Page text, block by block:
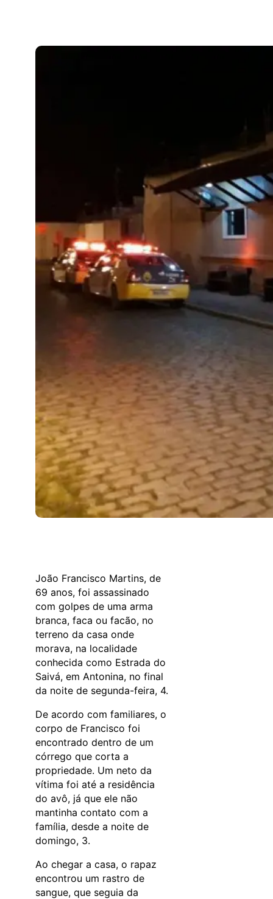
João Francisco Martins, de
69 anos, foi assassinado
com golpes de uma arma
branca, faca ou facão, no
terreno da casa onde
morava, na localidade
conhecida como Estrada do
Saivá, em Antonina, no final
da noite de segunda-feira, 4.
De acordo com familiares, o
corpo de Francisco foi
encontrado dentro de um
córrego que corta a
propriedade. Um neto da
vítima foi até a residência
do avô, já que ele não
mantinha contato com a
família, desde a noite de
domingo, 3.
Ao chegar a casa, o rapaz
encontrou um rastro de
sangue, que seguia da